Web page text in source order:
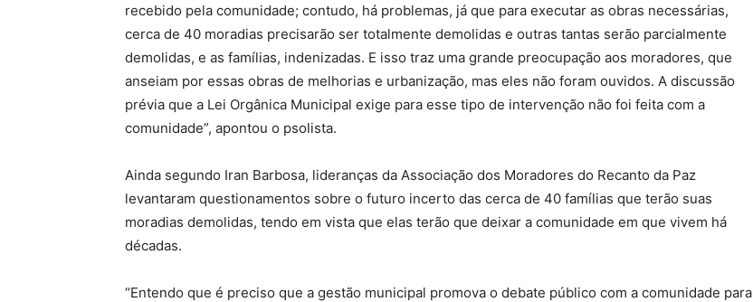
recebido pela comunidade; contudo, há problemas, já que para executar as obras necessárias,
cerca de 40 moradias precisarão ser totalmente demolidas e outras tantas serão parcialmente
demolidas, e as famílias, indenizadas. E isso traz uma grande preocupação aos moradores, que
anseiam por essas obras de melhorias e urbanização, mas eles não foram ouvidos. A discussão
prévia que a Lei Orgânica Municipal exige para esse tipo de intervenção não foi feita com a
comunidade”, apontou o psolista.
Ainda segundo Iran Barbosa, lideranças da Associação dos Moradores do Recanto da Paz
levantaram questionamentos sobre o futuro incerto das cerca de 40 famílias que terão suas
moradias demolidas, tendo em vista que elas terão que deixar a comunidade em que vivem há
décadas.
“Entendo que é preciso que a gestão municipal promova o debate público com a comunidade para